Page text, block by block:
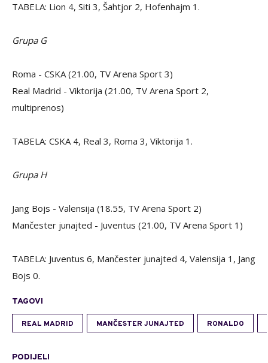
TABELA: Lion 4, Siti 3, Šahtjor 2, Hofenhajm 1.
Grupa G
Roma - CSKA (21.00, TV Arena Sport 3)
Real Madrid - Viktorija (21.00, TV Arena Sport 2,
multiprenos)
TABELA: CSKA 4, Real 3, Roma 3, Viktorija 1.
Grupa H
Jang Bojs - Valensija (18.55, TV Arena Sport 2)
Mančester junajted - Juventus (21.00, TV Arena Sport 1)
TABELA: Juventus 6, Mančester junajted 4, Valensija 1, Jang
Bojs 0.
TAGOVI
REAL MADRID MANČESTER JUNAJTED RONALDO
PODIJELI